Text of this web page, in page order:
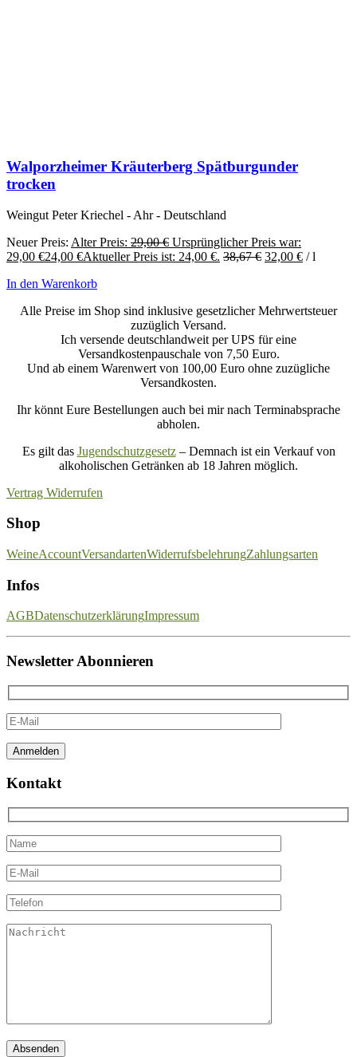
Walporzheimer Kräuterberg Spätburgunder
trocken
Weingut Peter Kriechel - Ahr - Deutschland
Neuer Preis: Alter Preis: 29,00€ Ursprünglicher Preis war:
29,00 €24,00 €Aktueller Preis ist: 24,00 €. 38,67€ 32,00 € /l
In den Warenkorb
Alle Preise im Shop sind inklusive gesetzlicher Mehrwertsteuer
zuzüglich Versand.
Ich versende deutschlandweit per UPS für eine
Versandkostenpauschale von 7,50 Euro.
Und ab einem Warenwert von 100,00 Euro ohne zuzügliche
Versandkosten.
Ihr könnt Eure Bestellungen auch bei mir nach Terminabsprache
abholen.
Es gilt das Jugendschutzgesetz– Demnach ist ein Verkauf von
alkoholischen Getränken ab 18 Jahren möglich.
Vertrag Widerrufen
Shop
WeineAccountVersandartenWiderrufsbelehrungZahlungsarten
Infos
AGBDatenschutzerklärungImpressum
Newsletter Abonnieren
Kontakt